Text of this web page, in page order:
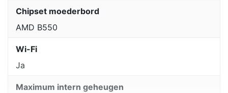
Chipset moederbord
AMD B550
Wi-Fi
Ja
Maximum intern geheugen